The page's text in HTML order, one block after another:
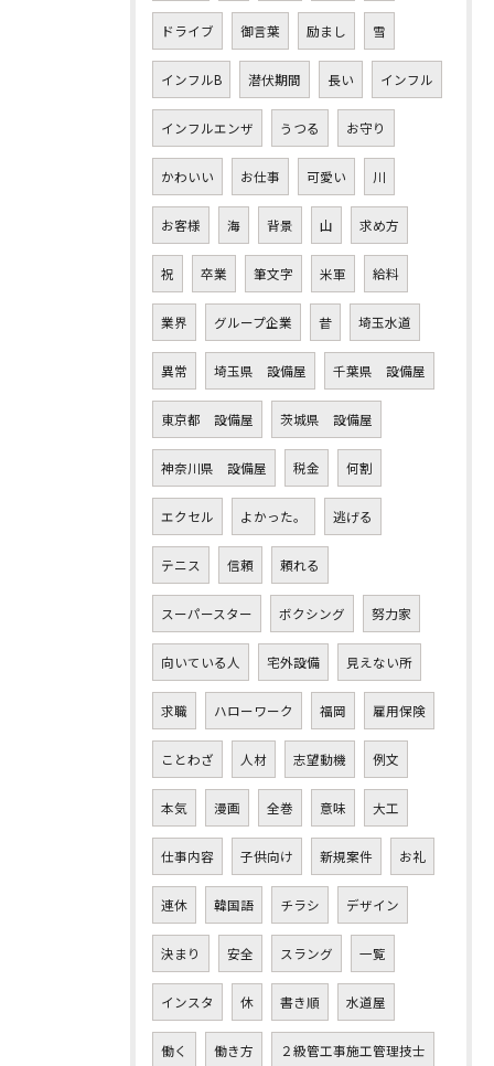
ドライブ 御言葉 励まし 雪
インフルB 潜伏期間 長い インフル
インフルエンザ うつる お守り
かわいい お仕事 可愛い 川
お客様 海 背景 山 求め方
祝 卒業 筆文字 米軍 給料
業界 グループ企業 昔 埼玉水道
異常 埼玉県 設備屋 千葉県 設備屋
東京都 設備屋 茨城県 設備屋
神奈川県 設備屋 税金 何割
エクセル よかった。 逃げる
テニス 信頼 頼れる
スーパースター ボクシング 努力家
向いている人 宅外設備 見えない所
求職 ハローワーク 福岡 雇用保険
ことわざ 人材 志望動機 例文
本気 漫画 全巻 意味 大工
仕事内容 子供向け 新規案件 お礼
連休 韓国語 チラシ デザイン
決まり 安全 スラング 一覧
インスタ 休 書き順 水道屋
働く 働き方 ２級管工事施工管理技士